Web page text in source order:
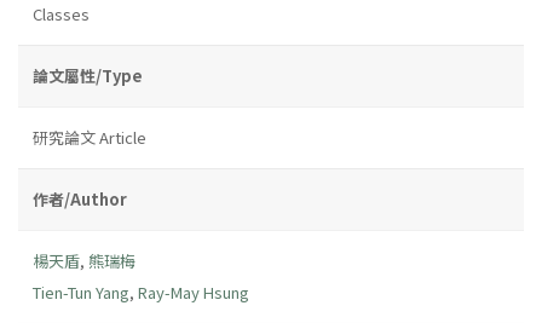
Classes
論文屬性/Type
研究論文 Article
作者/Author
楊天盾, 熊瑞梅
Tien-Tun Yang, Ray-May Hsung